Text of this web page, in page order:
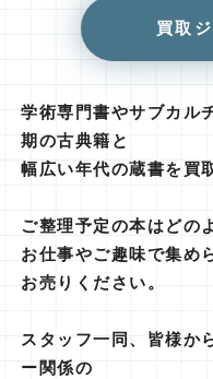
買取
学術専門書やサブカル
期の古典籍と
幅広い年代の蔵書を買
ご整理予定の本はどの
お仕事やご趣味で集め
お売りください。
スタッフ一同、皆様か
ー関係の